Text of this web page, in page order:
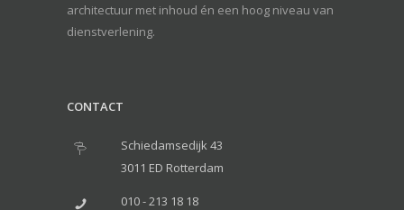
architectuur met inhoud én een hoog niveau van
dienstverlening.
CONTACT
Schiedamsedijk 43
3011 ED Rotterdam
010 - 213 18 18